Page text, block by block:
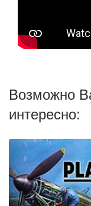
Возможно
интересно: